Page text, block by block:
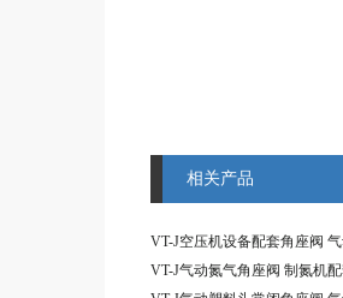
相关产品
VT-J气动氮气角座阀 制氮机